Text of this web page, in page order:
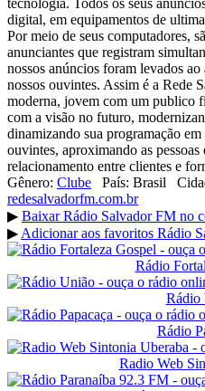
digital, em equipamentos de
Por meio de seus computadores,
anunciantes que registram
nossos anúncios foram levados ao
nossos ouvintes. Assim é a Rede
moderna, jovem com um publico
com a visão no futuro,
dinamizando sua programação em
ouvintes, aproximando as
relacionamento entre clientes e
Gênero: Clube País: Brasil
redesalvadorfm.com.br
▶ Baixar Rádio Salvador FM no
▶ Adicionar aos favoritos Rádio
Rádio
Rádio
Rádio
Radio Web